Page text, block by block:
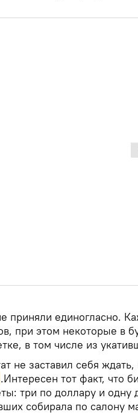
приняли единогласно.
при этом некоторые в
в том числе из
не заставил себя
.Интересен тот факт, что
три по доллару и
собирала по салону